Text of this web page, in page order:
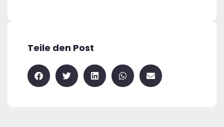
Teile den Post